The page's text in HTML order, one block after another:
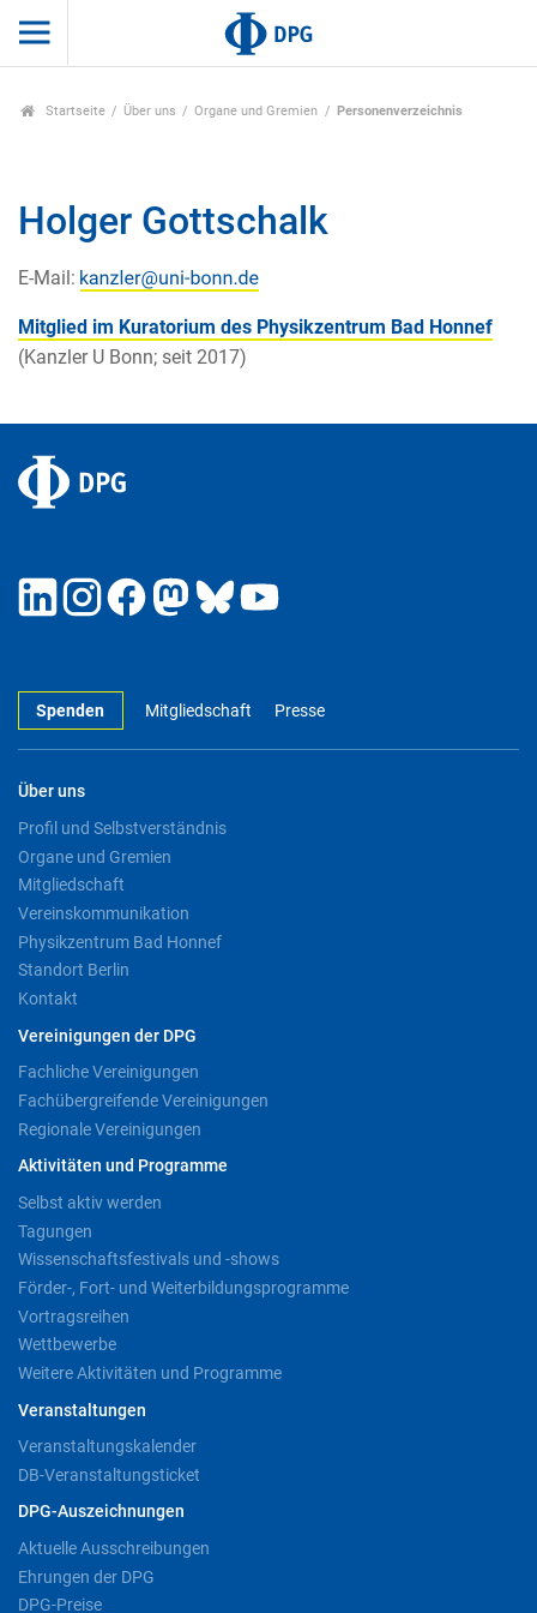
Startseite Über uns Organe und Gremien Personenverzeichnis
Holger Gottschalk
E-Mail:
Mitglied im Kuratorium des Physikzentrum Bad Honnef
(Kanzler U Bonn; seit 2017)
Spenden Mitgliedschaft Presse
Über uns
Profil und Selbstverständnis
Organe und Gremien
Mitgliedschaft
Vereinskommunikation
Physikzentrum Bad Honnef
Standort Berlin
Kontakt
Vereinigungen der DPG
Fachliche Vereinigungen
Fachübergreifende Vereinigungen
Regionale Vereinigungen
Aktivitäten und Programme
Selbst aktiv werden
Tagungen
Wissenschaftsfestivals und -shows
Förder-, Fort- und Weiterbildungsprogramme
Vortragsreihen
Wettbewerbe
Weitere Aktivitäten und Programme
Veranstaltungen
Veranstaltungskalender
DB-Veranstaltungsticket
DPG-Auszeichnungen
Aktuelle Ausschreibungen
Ehrungen der DPG
DPG-Preise